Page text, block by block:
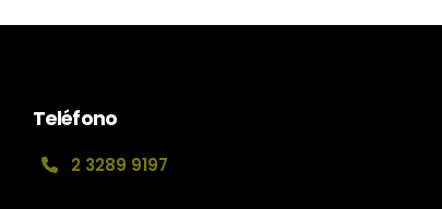
Teléfono
2 3289 9197